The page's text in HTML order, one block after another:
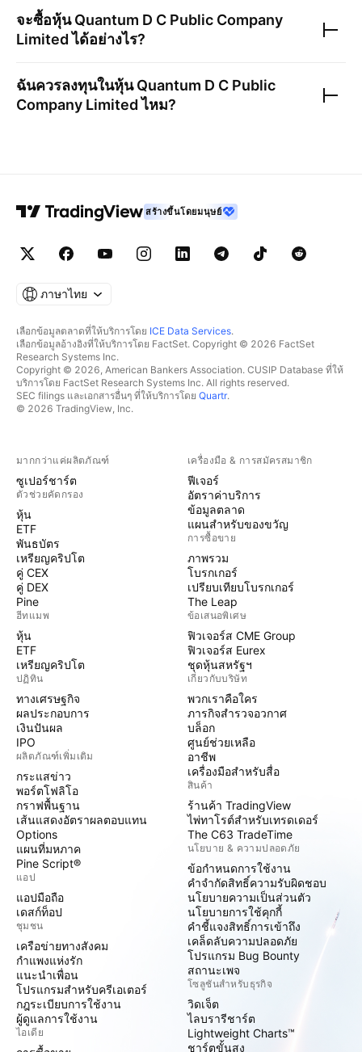
จะซื้อหุ้นQuantum D C Public Company
Limitedได้อย่างไร?
ฉันควรลงทุนในหุ้นQuantum D C Public
Company Limitedไหม?
สร้างขึ้นโดยมนุษย์
ภาษาไทย
เลือกข้อมูลตลาดที่ให้บริการโดย ICE Data Services.
เลือกข้อมูลอ้างอิงที่ให้บริการโดย FactSet. Copyright © 2026 FactSet
Research Systems Inc.
Copyright © 2026, American Bankers Association. CUSIP Database ที่ให้
บริการโดย FactSet Research Systems Inc. All rights reserved.
SEC filings และเอกสารอื่นๆ ที่ให้บริการโดย Quartr.
© 2026 TradingView, Inc.
มากกว่าแค่ผลิตภัณฑ์
ซูเปอร์ชาร์ต
ตัวช่วยคัดกรอง
หุ้น
ETF
พันธบัตร
เหรียญคริปโต
คู่ CEX
คู่ DEX
Pine
ฮีทแมพ
หุ้น
ETF
เหรียญคริปโต
ปฏิทิน
ทางเศรษฐกิจ
ผลประกอบการ
เงินปันผล
IPO
ผลิตภัณฑ์เพิ่มเติม
กระแสข่าว
พอร์ตโฟลิโอ
กราฟพื้นฐาน
เส้นแสดงอัตราผลตอบแทน
Options
แผนที่มหภาค
Pine Script®
แอป
แอปมือถือ
เดสก์ท็อป
ชุมชน
เครือข่ายทางสังคม
กำแพงแห่งรัก
แนะนำเพื่อน
โปรแกรมสำหรับครีเอเตอร์
กฎระเบียบการใช้งาน
ผู้ดูแลการใช้งาน
ไอเดีย
เครื่องมือ & การสมัครสมาชิก
ฟีเจอร์
อัตราค่าบริการ
ข้อมูลตลาด
แผนสำหรับของขวัญ
การซื้อขาย
ภาพรวม
โบรกเกอร์
เปรียบเทียบโบรกเกอร์
The Leap
ข้อเสนอพิเศษ
ฟิวเจอร์ส CME Group
ฟิวเจอร์ส Eurex
ชุดหุ้นสหรัฐฯ
เกี่ยวกับบริษัท
พวกเราคือใคร
ภารกิจสำรวจอวกาศ
บล็อก
ศูนย์ช่วยเหลือ
อาชีพ
เครื่องมือสำหรับสื่อ
สินค้า
ร้านค้า TradingView
ไพ่ทาโรต์สำหรับเทรดเดอร์
The C63 TradeTime
นโยบาย & ความปลอดภัย
ข้อกำหนดการใช้งาน
คำจำกัดสิทธิ์ความรับผิดชอบ
นโยบายความเป็นส่วนตัว
นโยบายการใช้คุกกี้
คำชี้แจงสิทธิ์การเข้าถึง
เคล็ดลับความปลอดภัย
โปรแกรม Bug Bounty
สถานะเพจ
โซลูชันสำหรับธุรกิจ
วิดเจ็ต
ไลบรารีชาร์ต
Lightweight Charts™
ชาร์ตขั้นสูง